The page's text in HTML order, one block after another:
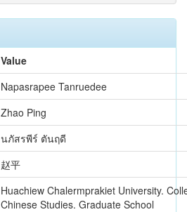
Value
Napasrapee Tanruedee
Zhao Ping
นภัสรพีร์ ตันฤดี
赵平
Huachiew Chalermprakiet University.
Chinese Studies. Graduate School